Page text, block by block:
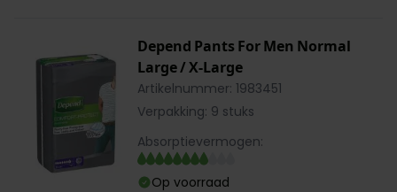
Depend Pants For Men Normal
Large / X-Large
Artikelnummer: 1983451
Verpakking: 9 stuks
Absorptievermogen:
Op voorraad